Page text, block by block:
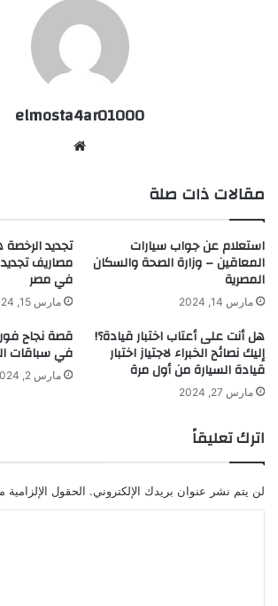
elmosta4ar01000
مقالات ذات صلة
استعلام عن جواب سيارات
المعاقين – وزارة الصحة والسكان
المصرية
مارس 14, 2024
تجديد
في مصر
مارس 15, 2024
هل أنت على أعتاب اختبار قيادة؟!
إليك نصائح الخبراء لاجتياز اختبار
قيادة السيارة من أول مرة
مارس 27, 2024
في سباقات
مارس 2, 2024
اترك تعليقاً
لن يتم نشر عنوان بريدك الإلكتروني. الحقول الإلزامية